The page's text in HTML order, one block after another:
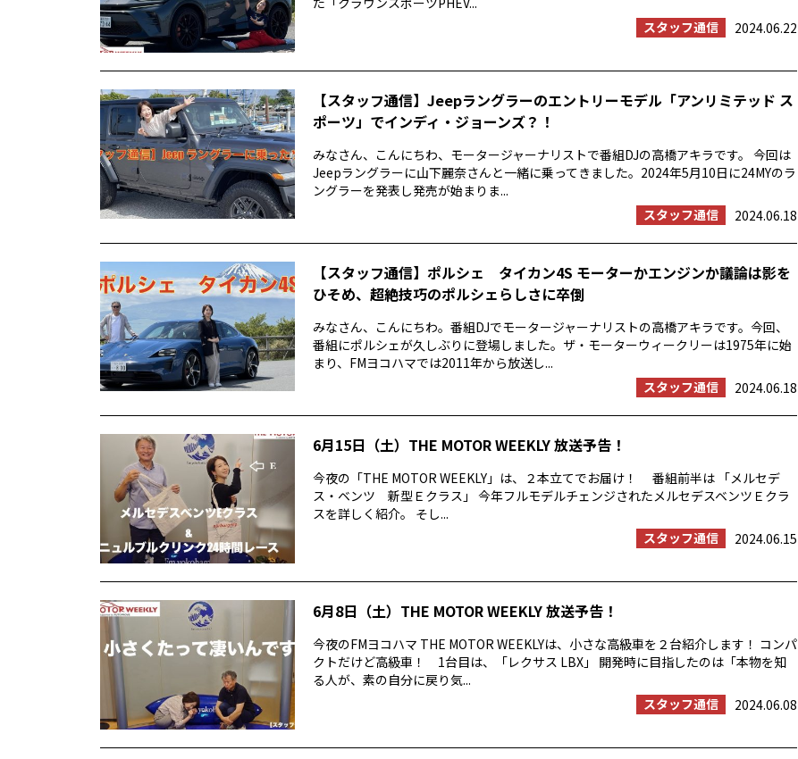
スタッフ通信
2024.06.22
【スタッフ通信】Jeepラングラーのエントリーモデル「アンリミテッド ス
ポーツ」でインディ・ジョーンズ？！
みなさん、こんにちわ、モータージャーナリストで番組DJの高橋アキラです。 今回は
Jeepラングラーに山下麗奈さんと一緒に乗ってきました。2024年5月10日に24MYのラ
ングラーを発表し発売が始まりま...
スタッフ通信
2024.06.18
【スタッフ通信】ポルシェ タイカン4S モーターかエンジンか議論は影を
ひそめ、超絶技巧のポルシェらしさに卒倒
みなさん、こんにちわ。番組DJでモータージャーナリストの高橋アキラです。今回、
番組にポルシェが久しぶりに登場しました。ザ・モーターウィークリーは1975年に始
まり、FMヨコハマでは2011年から放送し...
スタッフ通信
2024.06.18
6月15日（土）THE MOTOR WEEKLY 放送予告！
今夜の「THE MOTOR WEEKLY」は、２本立てでお届け！ 番組前半は 「メルセデ
ス・ベンツ 新型Ｅクラス」 今年フルモデルチェンジされたメルセデスベンツＥクラ
スを詳しく紹介。 そし...
スタッフ通信
2024.06.15
6月8日（土）THE MOTOR WEEKLY 放送予告！
今夜のFMヨコハマ THE MOTOR WEEKLYは、小さな高級車を２台紹介します！ コンパ
クトだけど高級車！ 1台目は、「レクサス LBX」 開発時に目指したのは「本物を知
る人が、素の自分に戻り気...
スタッフ通信
2024.06.08